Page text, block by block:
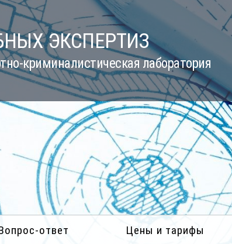
ЭКСПЕРТИЗ
криминалистическая лаборатория
ответ Цены и тарифы